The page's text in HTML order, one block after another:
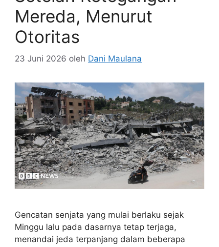
Mereda, Menurut
Otoritas
23 Juni 2026 oleh Dani Maulana
Gencatan senjata yang mulai berlaku sejak
Minggu lalu pada dasarnya tetap terjaga,
menandai jeda terpanjang dalam beberapa